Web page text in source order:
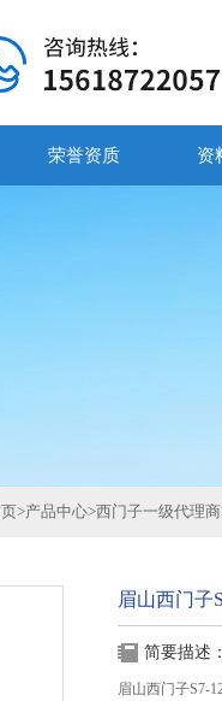
荣誉资质 资
>产品中心>西门子一级代理商
眉山西门子
简要描述：
眉山西门子S7-